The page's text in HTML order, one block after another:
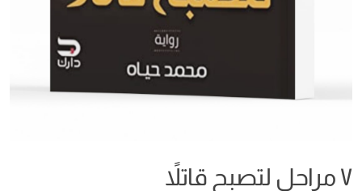
٧ مراحل لتصبح قاتلاً